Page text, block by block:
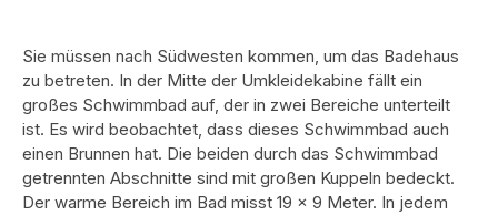
Sie müssen nach Südwesten kommen, um das Badehaus
zu betreten. In der Mitte der Umkleidekabine fällt ein
großes Schwimmbad auf, der in zwei Bereiche unterteilt
ist. Es wird beobachtet, dass dieses Schwimmbad auch
einen Brunnen hat. Die beiden durch das Schwimmbad
getrennten Abschnitte sind mit großen Kuppeln bedeckt.
Der warme Bereich im Bad misst 19 x 9 Meter. In jedem